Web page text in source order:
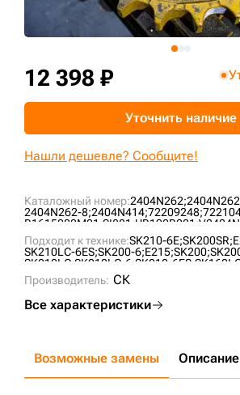
Каталожный номер:2404N262;
2404N262-8;2404N414;72209248;
R1615000M01;SI881;UR190B021;
Подходит к технике:SK210-6E;SK200SR;
SK210LC-6ES;SK200-6;E215;SK200;
SK210LC;SK210LC-6;SK210-6ES;
SK200 MARK III;
SK200 MARK IV;
SK200 MARK V;SK200 VI;
E200SR LC;
SK210LC MARK IV;E150;E150BSR;
Производитель: СК
Все характеристики
12 398 ₽
Уточнить наличие
Нашли дешевле? Сообщите!
Возможные замены Описание
+7 (499) 394-50-93